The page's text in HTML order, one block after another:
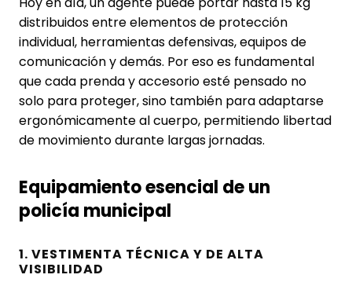
distribuidos entre elementos de protección
individual, herramientas defensivas, equipos de
comunicación y demás. Por eso es fundamental
que cada prenda y accesorio esté pensado no
solo para proteger, sino también para adaptarse
ergonómicamente al cuerpo, permitiendo libertad
de movimiento durante largas jornadas.
Equipamiento esencial de un
policía municipal
1. VESTIMENTA TÉCNICA Y DE ALTA
VISIBILIDAD